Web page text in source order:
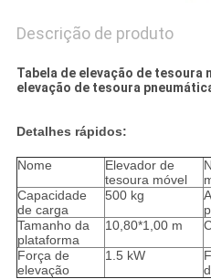
Descrição de produto
Tabela de elevação de tesoura
elevação de tesoura
Detalhes rápidos:
Nome
Elevador de
tesoura móvel
Capacidade
de carga
500 kg
Tamanho da
plataforma
10,80*1,00 m
Força de
elevação
1.5 kW